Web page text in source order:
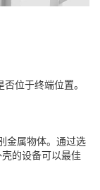
位于终端位置。
金属物体。通过选
的设备可以最佳